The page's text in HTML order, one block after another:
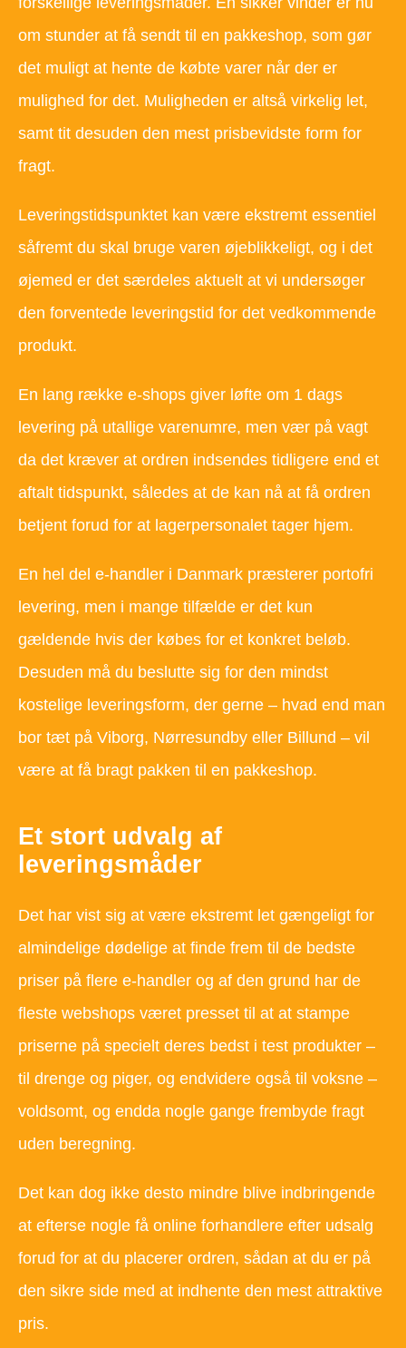
om stunder at få sendt til en pakkeshop, som gør
det muligt at hente de købte varer når der er
mulighed for det. Muligheden er altså virkelig let,
samt tit desuden den mest prisbevidste form for
fragt.
Leveringstidspunktet kan være ekstremt essentiel
såfremt du skal bruge varen øjeblikkeligt, og i det
øjemed er det særdeles aktuelt at vi undersøger
den forventede leveringstid for det vedkommende
produkt.
En lang række e-shops giver løfte om 1 dags
levering på utallige varenumre, men vær på vagt
da det kræver at ordren indsendes tidligere end et
aftalt tidspunkt, således at de kan nå at få ordren
betjent forud for at lagerpersonalet tager hjem.
En hel del e-handler i Danmark præsterer portofri
levering, men i mange tilfælde er det kun
gældende hvis der købes for et konkret beløb.
Desuden må du beslutte sig for den mindst
kostelige leveringsform, der gerne – hvad end man
bor tæt på Viborg, Nørresundby eller Billund – vil
være at få bragt pakken til en pakkeshop.
Et stort udvalg af
leveringsmåder
Det har vist sig at være ekstremt let gængeligt for
almindelige dødelige at finde frem til de bedste
priser på flere e-handler og af den grund har de
fleste webshops været presset til at at stampe
priserne på specielt deres bedst i test produkter –
til drenge og piger, og endvidere også til voksne –
voldsomt, og endda nogle gange frembyde fragt
uden beregning.
Det kan dog ikke desto mindre blive indbringende
at efterse nogle få online forhandlere efter udsalg
forud for at du placerer ordren, sådan at du er på
den sikre side med at indhente den mest attraktive
pris.